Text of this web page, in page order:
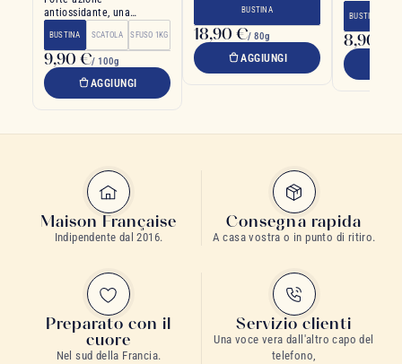
antiossidante, una
depurativa
BUSTINA SCATOLA SFUSO 1KG
9,90 €/ 100g
AGGIUNGI
BUSTINA
18,90 €/ 80g
AGGIUNGI
BUSTINA
8,90 €
Maison Française
Indipendente dal 2016.
Consegna rapida
A casa vostra o in punto di ritiro.
Preparato con il
cuore
Nel sud della Francia.
Servizio clienti
Una voce vera dall'altro capo del
telefono,